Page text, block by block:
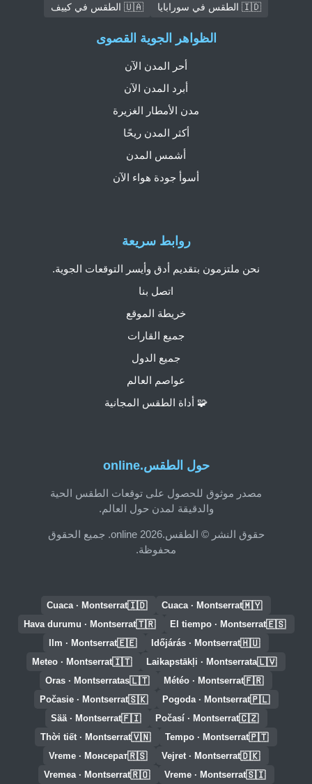
🇮🇩 الطقس في سورابايا
🇺🇦 الطقس في كييف
حول الطقس.online
مصدر موثوق للحصول على توقعات الطقس الحية
والدقيقة لمدن حول العالم.
حقوق النشر © الطقس.online 2026. جميع الحقوق
محفوظة.
روابط سريعة
نحن ملتزمون بتقديم أدق وأيسر التوقعات الجوية.
اتصل بنا
خريطة الموقع
جميع القارات
جميع الدول
عواصم العالم
🧩 أداة الطقس المجانية
الظواهر الجوية القصوى
أحر المدن الآن
أبرد المدن الآن
مدن الأمطار الغزيرة
أكثر المدن ريحًا
أشمس المدن
أسوأ جودة هواء الآن
🇲🇾
Cuaca · Montserrat
🇮🇩
Cuaca · Montserrat
🇪🇸
El tiempo · Montserrat
🇹🇷
Hava durumu · Montserrat
🇭🇺
Időjárás · Montserrat
🇪🇪
Ilm · Montserrat
🇱🇻
Laikapstākļi · Montserrata
🇮🇹
Meteo · Montserrat
🇫🇷
Météo · Montserrat
🇱🇹
Oras · Montserratas
🇵🇱
Pogoda · Montserrat
🇸🇰
Počasie · Montserrat
🇨🇿
Počasí · Montserrat
🇫🇮
Sää · Montserrat
🇵🇹
Tempo · Montserrat
🇻🇳
Thời tiết · Montserrat
🇩🇰
Vejret · Montserrat
🇷🇸
Vreme · Монсерат
🇸🇮
Vreme · Montserrat
🇷🇴
Vremea · Montserrat